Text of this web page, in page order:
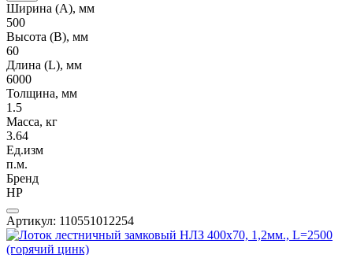
Ширина (А), мм
500
Высота (В), мм
60
Длина (L), мм
6000
Толщина, мм
1.5
Масса, кг
3.64
Ед.изм
п.м.
Бренд
НР
Артикул: 110551012254